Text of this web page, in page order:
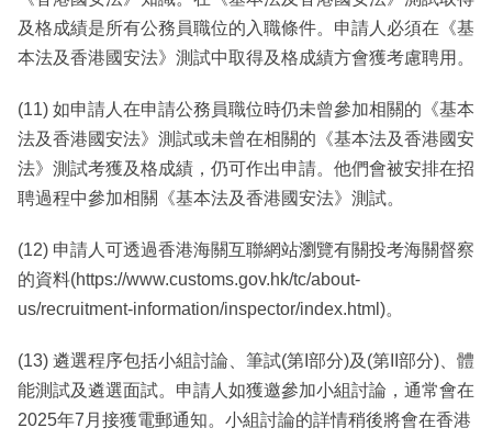
及格成績是所有公務員職位的入職條件。申請人必須在《基
本法及香港國安法》測試中取得及格成績方會獲考慮聘用。
(11) 如申請人在申請公務員職位時仍未曾參加相關的《基本
法及香港國安法》測試或未曾在相關的《基本法及香港國安
法》測試考獲及格成績，仍可作出申請。他們會被安排在招
聘過程中參加相關《基本法及香港國安法》測試。
(12) 申請人可透過香港海關互聯網站瀏覽有關投考海關督察
的資料(https://www.customs.gov.hk/tc/about-
us/recruitment-information/inspector/index.html)。
(13) 遴選程序包括小組討論、筆試(第I部分)及(第II部分)、體
能測試及遴選面試。申請人如獲邀參加小組討論，通常會在
2025年7月接獲電郵通知。小組討論的詳情稍後將會在香港